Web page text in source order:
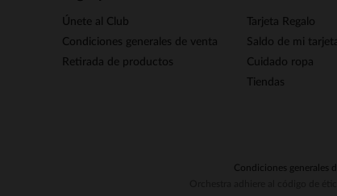
Únete al Club
Condiciones generales de venta
Retirada de productos
Tarjeta Regalo
Saldo de mi
Cuidado ropa
Tiendas
Condiciones generales